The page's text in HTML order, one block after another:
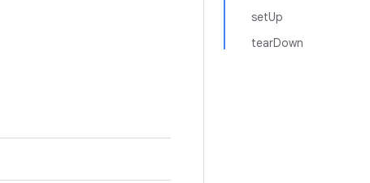
setUp
tearDown